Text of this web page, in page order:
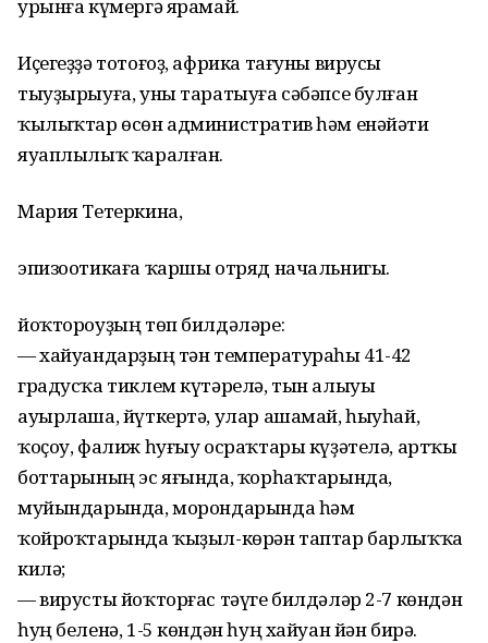
урынға күмергә ярамай.
Иҫегеҙҙә тотоғоҙ, африка тағуны вирусы
тыуҙырыуға, уны таратыуға сәбәпсе булған
ҡылыҡтар өсөн административ һәм енәйәти
яуаплылыҡ ҡаралған.
Мария Тетеркина,
эпизоотикаға ҡаршы отряд начальнигы.
йоҡтороуҙың төп билдәләре:
— хайуандарҙың тән температураһы 41-42
градусҡа тиклем күтәрелә, тын алыуы
ауырлаша, йүткертә, улар ашамай, һыуһай,
ҡоҫоу, фалиж һуғыу осраҡтары күҙәтелә, артҡы
боттарының эс яғында, ҡорһаҡтарында,
муйындарында, морондарында һәм
ҡойроҡтарында ҡыҙыл-көрән таптар барлыҡҡа
килә;
— вирусты йоҡторғас тәүге билдәләр 2-7 көндән
һуң беленә, 1-5 көндән һуң хайуан йән бирә.